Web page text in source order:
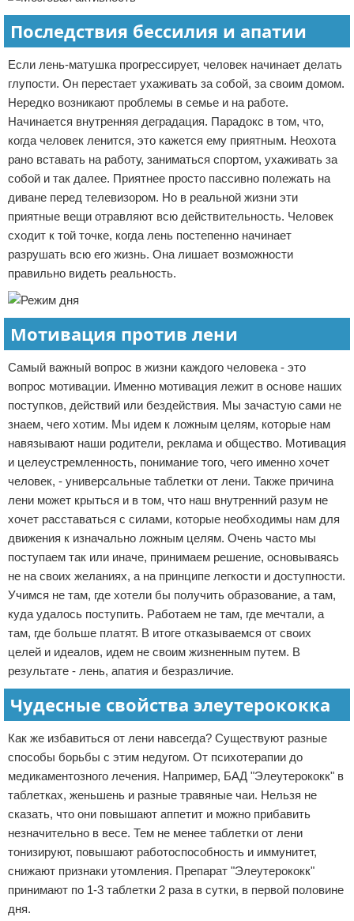
Последствия бессилия и апатии
Если лень-матушка прогрессирует, человек начинает делать
глупости. Он перестает ухаживать за собой, за своим домом.
Нередко возникают проблемы в семье и на работе.
Начинается внутренняя деградация. Парадокс в том, что,
когда человек ленится, это кажется ему приятным. Неохота
рано вставать на работу, заниматься спортом, ухаживать за
собой и так далее. Приятнее просто пассивно полежать на
диване перед телевизором. Но в реальной жизни эти
приятные вещи отравляют всю действительность. Человек
сходит к той точке, когда лень постепенно начинает
разрушать всю его жизнь. Она лишает возможности
правильно видеть реальность.
Мотивация против лени
Самый важный вопрос в жизни каждого человека - это
вопрос мотивации. Именно мотивация лежит в основе наших
поступков, действий или бездействия. Мы зачастую сами не
знаем, чего хотим. Мы идем к ложным целям, которые нам
навязывают наши родители, реклама и общество. Мотивация
и целеустремленность, понимание того, чего именно хочет
человек, - универсальные таблетки от лени. Также причина
лени может крыться и в том, что наш внутренний разум не
хочет расставаться с силами, которые необходимы нам для
движения к изначально ложным целям. Очень часто мы
поступаем так или иначе, принимаем решение, основываясь
не на своих желаниях, а на принципе легкости и доступности.
Учимся не там, где хотели бы получить образование, а там,
куда удалось поступить. Работаем не там, где мечтали, а
там, где больше платят. В итоге отказываемся от своих
целей и идеалов, идем не своим жизненным путем. В
результате - лень, апатия и безразличие.
Чудесные свойства элеутерококка
Как же избавиться от лени навсегда? Существуют разные
способы борьбы с этим недугом. От психотерапии до
медикаментозного лечения. Например, БАД "Элеутерококк" в
таблетках, женьшень и разные травяные чаи. Нельзя не
сказать, что они повышают аппетит и можно прибавить
незначительно в весе. Тем не менее таблетки от лени
тонизируют, повышают работоспособность и иммунитет,
снижают признаки утомления. Препарат "Элеутерококк"
принимают по 1-3 таблетки 2 раза в сутки, в первой половине
дня.